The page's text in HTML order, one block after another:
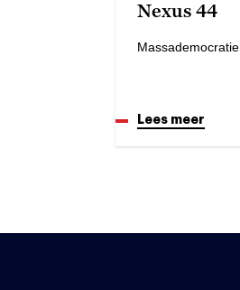
Nexus 44
Massademocratie
Lees meer